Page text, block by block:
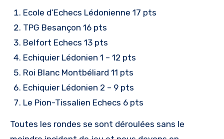
Ecole d’Echecs Lédonienne 17 pts
TPG Besançon 16 pts
Belfort Echecs 13 pts
Echiquier Lédonien 1 – 12 pts
Roi Blanc Montbéliard 11 pts
Echiquier Lédonien 2 – 9 pts
Le Pion-Tissalien Echecs 6 pts
Toutes les rondes se sont déroulées sans le